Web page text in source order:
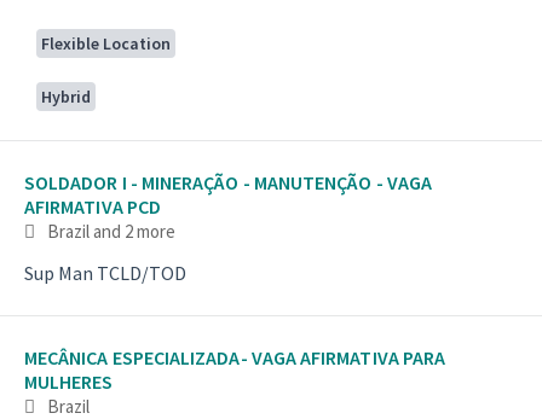
Flexible Location
Hybrid
SOLDADOR I - MINERAÇÃO - MANUTENÇÃO - VAGA
AFIRMATIVA PCD
Braziland 2 more
Sup Man TCLD/TOD
MECÂNICA ESPECIALIZADA- VAGA AFIRMATIVA PARA
MULHERES
Brazil